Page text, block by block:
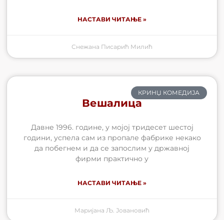
НАСТАВИ ЧИТАЊЕ »
Снежана Писарић Милић
КРИНЏ КОМЕДИЈА
Вешалица
Давне 1996. године, у мојој тридесет шестој
години, успела сам из пропале фабрике некако
да побегнем и да се запослим у државној
фирми практично у
НАСТАВИ ЧИТАЊЕ »
Маријана Љ. Јовановић